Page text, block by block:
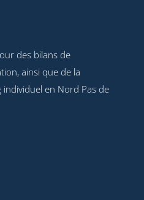
des bilans de
ainsi que de la
en Nord Pas de